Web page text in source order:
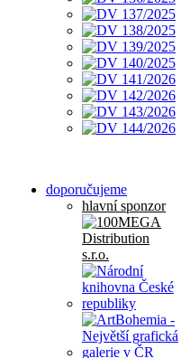
doporučujeme
hlavní sponzor